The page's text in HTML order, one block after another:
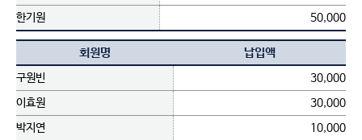
한기원
50,000
회원명 납입액
구원빈
30,000
이효원
30,000
박지연
10,000